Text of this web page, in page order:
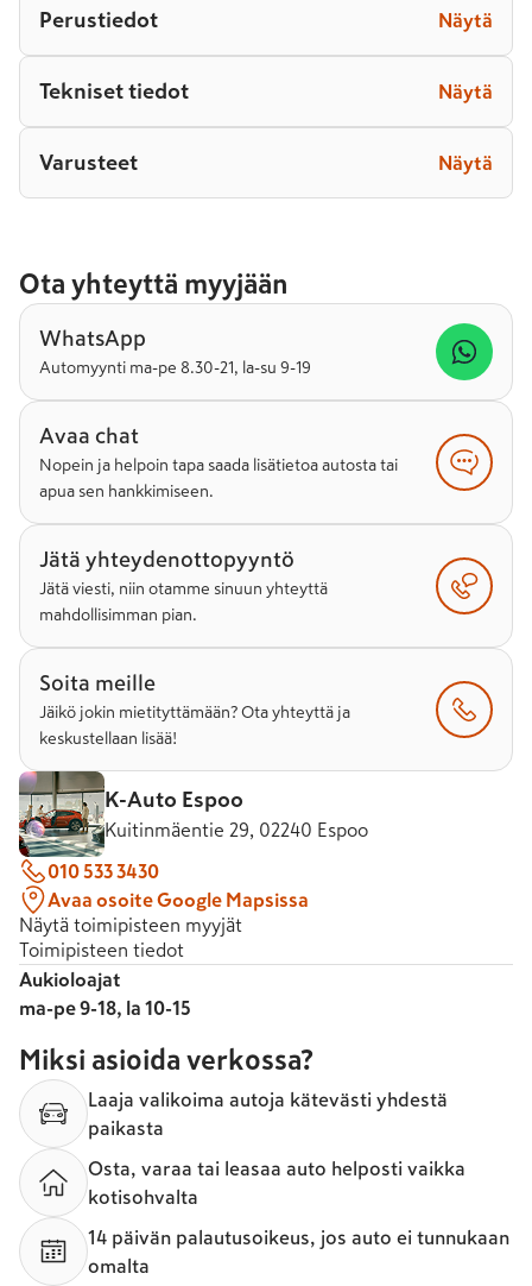
Perustiedot Näytä
Tekniset tiedot Näytä
Varusteet Näytä
Ota yhteyttä myyjään
WhatsApp
Automyynti ma-pe 8.30-21, la-su 9-19
Avaa chat
Nopein ja helpoin tapa saada lisätietoa autosta tai
apua sen hankkimiseen.
Jätä yhteydenottopyyntö
Jätä viesti, niin otamme sinuun yhteyttä
mahdollisimman pian.
Soita meille
Jäikö jokin mietityttämään? Ota yhteyttä ja
keskustellaan lisää!
K-Auto Espoo
Kuitinmäentie 29, 02240 Espoo
010 533 3430
Avaa osoite Google Mapsissa
Näytä toimipisteen myyjät
Toimipisteen tiedot
Aukioloajat
ma-pe 9-18, la 10-15
Miksi asioida verkossa?
Laaja valikoima autoja kätevästi yhdestä
paikasta
Osta, varaa tai leasaa auto helposti vaikka
kotisohvalta
14 päivän palautusoikeus, jos auto ei tunnukaan
omalta